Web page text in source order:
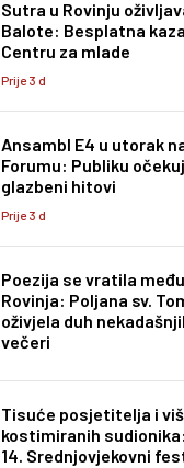
Sutra u Rovinju
Balote: Besplatna
Centru za mlade
Prije 3 d
Ansambl E4 u utorak
Forumu: Publiku
glazbeni hitovi
Prije 3 d
Poezija se vratila
Rovinja: Poljana sv.
oživjela duh
večeri
Tisuće posjetitelja i
kostimiranih
14. Srednjovjekovni